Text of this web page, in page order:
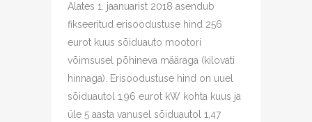
Alates 1. jaanuarist 2018 asendub
fikseeritud erisoodustuse hind 256
eurot kuus sõiduauto mootori
võimsusel põhineva määraga (kilovati
hinnaga). Erisoodustuse hind on uuel
sõiduautol 1,96 eurot kW kohta kuus ja
üle 5 aasta vanusel sõiduautol 1,47